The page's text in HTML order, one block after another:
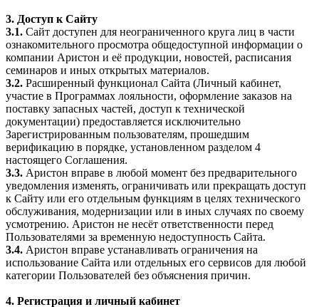
3. Доступ к Сайту
3.1. Сайт доступен для неограниченного круга лиц в части
ознакомительного просмотра общедоступной информации о
компании Аристон и её продукции, новостей, расписания
семинаров и иных открытых материалов.
3.2. Расширенный функционал Сайта (Личный кабинет,
участие в Программах лояльности, оформление заказов на
поставку запасных частей, доступ к технической
документации) предоставляется исключительно
Зарегистрированным пользователям, прошедшим
верификацию в порядке, установленном разделом 4
настоящего Соглашения.
3.3. Аристон вправе в любой момент без предварительного
уведомления изменять, ограничивать или прекращать доступ
к Сайту или его отдельным функциям в целях технического
обслуживания, модернизации или в иных случаях по своему
усмотрению. Аристон не несёт ответственности перед
Пользователями за временную недоступность Сайта.
3.4. Аристон вправе устанавливать ограничения на
использование Сайта или отдельных его сервисов для любой
категории Пользователей без объяснения причин.
4. Регистрация и личный кабинет